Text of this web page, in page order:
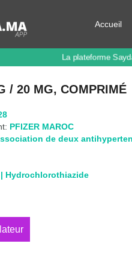
Accueil
La plateforme
/ 20 MG, COMPRIMÉ
PFIZER MAROC
de deux
Hydrochlorothiazide